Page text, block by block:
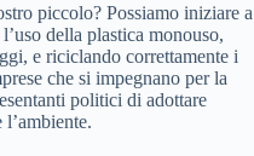
piccolo? Possiamo iniziare a
della plastica monouso,
e riciclando correttamente i
che si impegnano per la
politici di adottare